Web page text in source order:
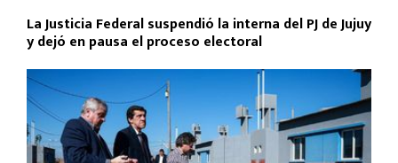
La Justicia Federal suspendió la interna del PJ de Jujuy
y dejó en pausa el proceso electoral